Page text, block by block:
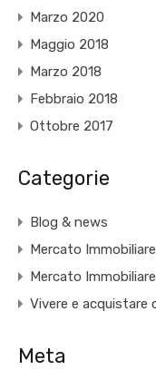
Marzo 2020
Maggio 2018
Marzo 2018
Febbraio 2018
Ottobre 2017
Categorie
Blog & news
Mercato Immobiliare
Mercato
Vivere e acquistare
Meta